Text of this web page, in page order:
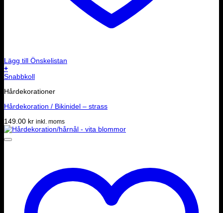
Lägg till Önskelistan
+
Snabbkoll
Hårdekorationer
Hårdekoration / Bikinidel – strass
149.00 kr inkl. moms